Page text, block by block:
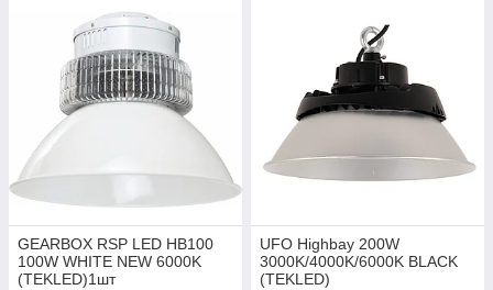
GEARBOX RSP LED HB100
100W WHITE NEW 6000K
(TEKLED)1шт
UFO Highbay 200W
3000K/4000K/6000K BLACK
(TEKLED)